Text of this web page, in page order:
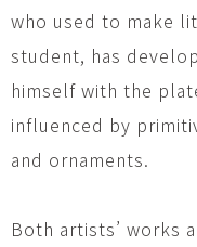
who used to make
student, has
himself with the
influenced by
and ornaments.
Both artists’ works